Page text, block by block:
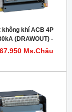
không khí ACB 4P
(DRAWOUT) -
Ms.Châu